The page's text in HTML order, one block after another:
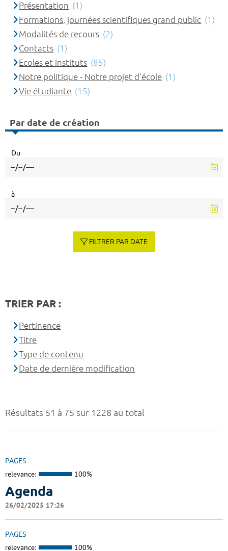
Résultats 51 à 75 sur 1228 au total
PAGES
relevance: 100%
Agenda
26/02/2025 17:26
PAGES
relevance: 100%
Présentation (1)
Formations, journées scientifiques grand public (1)
Modalités de recours (2)
Contacts (1)
Ecoles et instituts (85)
Notre politique - Notre projet d'école (1)
Vie étudiante (15)
Par date de création
Du
à
FILTRER PAR DATE
TRIER PAR :
Pertinence
Titre
Type de contenu
Date de dernière modification